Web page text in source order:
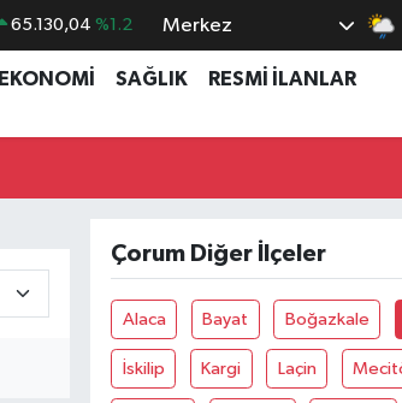
65.130,04 %1.2
47,7106 %0.17
6618.49 %2.12
%-19
Merkez
EKONOMİ SAĞLIK
RESMİ İLANLAR
Çorum Diğer İlçeler
Alaca Bayat Boğazkale
İskilip Kargi Laçin